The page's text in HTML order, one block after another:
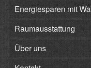
Energiesparen mit
Raumausstattung
Über uns